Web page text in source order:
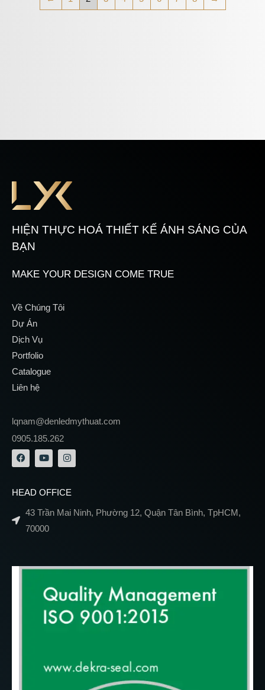
HIỆN THỰC HOÁ THIẾT KẾ ÁNH SÁNG CỦA
BẠN
MAKE YOUR DESIGN COME TRUE
Về Chúng Tôi
Dự Án
Dịch Vụ
Portfolio
Catalogue
Liên hệ
lqnam@denledmythuat.com
0905.185.262
HEAD OFFICE
43 Trần Mai Ninh, Phường 12, Quận Tân Bình, TpHCM,
70000